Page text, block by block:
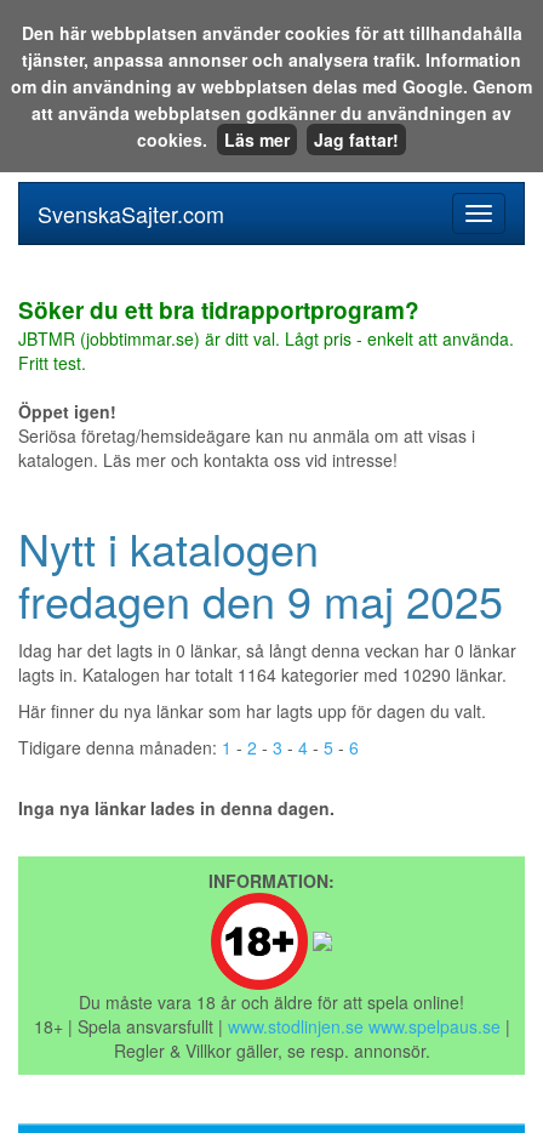
Sök i katalogen eller på webben:
meny
SvenskaSajter.com
Söker du ett bra tidrapportprogram?
JBTMR (jobbtimmar.se) är ditt val. Lågt pris - enkelt att använda.
Fritt test.
Öppet igen!
Seriösa företag/hemsideägare kan nu anmäla om att visas i
katalogen. Läs mer och kontakta oss vid intresse!
Nytt i katalogen
fredagen den 9 maj 2025
Idag har det lagts in 0 länkar, så långt denna veckan har 0 länkar
lagts in. Katalogen har totalt 1164 kategorier med 10290 länkar.
Här finner du nya länkar som har lagts upp för dagen du valt.
Tidigare denna månaden: 1 - 2 - 3 - 4 - 5 - 6
Inga nya länkar lades in denna dagen.
INFORMATION:
Du måste vara 18 år och äldre för att spela online!
18+ | Spela ansvarsfullt | www.stodlinjen.se www.spelpaus.se |
Regler & Villkor gäller, se resp. annonsör.
Den här webbplatsen använder cookies för att tillhandahålla
tjänster, anpassa annonser och analysera trafik. Information
om din användning av webbplatsen delas med Google. Genom
att använda webbplatsen godkänner du användningen av
cookies.
Läs mer Jag fattar!